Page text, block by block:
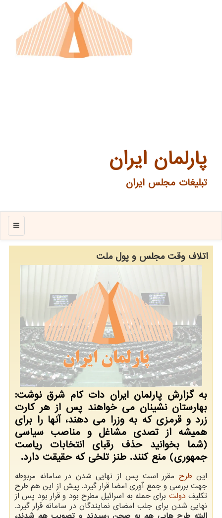
پارلمان ایران
تبلیغات مجلس ایران
منو
اتلاف وقت مجلس و پول ملت
به گزارش پارلمان ایران دات کام شرق نوشت:
بهارستان نشینان می خواهند پس از هر کارت
زرد و قرمزی که به وزرا می دهند، آنها را برای
همیشه از تصدی مشاغل و مناصب سیاسی
(شما بخوانید حذف رقبای انتخابات ریاست
جمهوری) منع کنند. طنز تلخی که حقیقت دارد.
این طرح مقرر است پس از نهایی شدن در سامانه مربوطه
جهت بررسی و جمع آوری امضا قرار گیرد. پیش از این هم طرح
تکلیف دولت برای حمله به اسرائیل مطرح بود و قرار بود پس از
نهایی شدن برای جلب امضای نمایندگان در سامانه قرار گیرد.